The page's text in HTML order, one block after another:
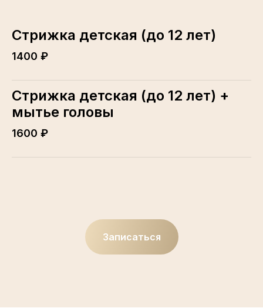
Стрижка детская (до 12 лет)
1400 ₽
Стрижка детская (до 12 лет) +
мытье головы
1600 ₽
Записаться